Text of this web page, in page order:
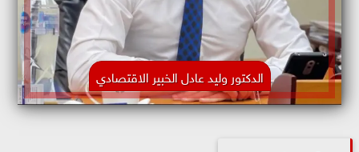
الدكتور وليد عادل الخبير الاقتصادي